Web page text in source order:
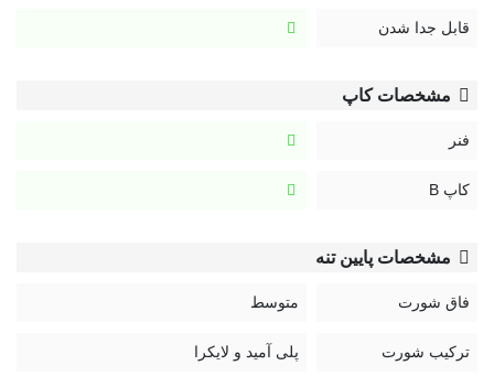
قابل جدا شدن
مشخصات کاپ
فنر
کاپ B
مشخصات پایین تنه
فاق شورت متوسط
ترکیب شورت پلی آمید و لایکرا